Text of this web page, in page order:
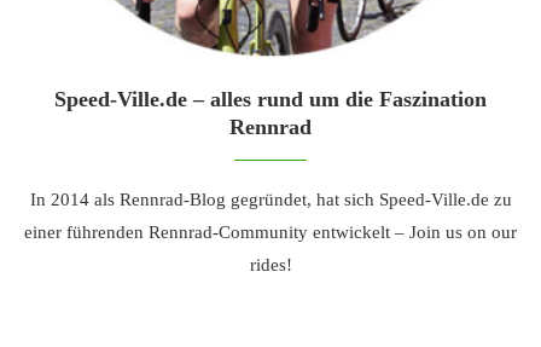
Speed-Ville.de – alles rund um die Faszination
Rennrad
In 2014 als Rennrad-Blog gegründet, hat sich Speed-Ville.de zu
einer führenden Rennrad-Community entwickelt – Join us on our
rides!